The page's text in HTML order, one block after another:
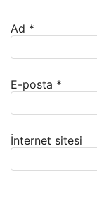
Ad *
E-posta *
İnternet sitesi